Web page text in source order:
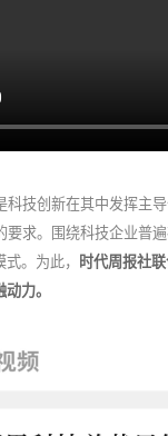
技创新在其中发挥主
求。围绕科技企业普
。为此，
时代周报社
力。